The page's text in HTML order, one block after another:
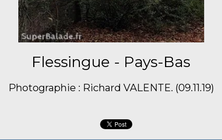
Flessingue - Pays-Bas
Photographie : Richard VALENTE. (09.11.19)